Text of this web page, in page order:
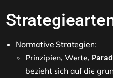
Normative Strategien:
Prinzipien, Werte,
bezieht sich auf die